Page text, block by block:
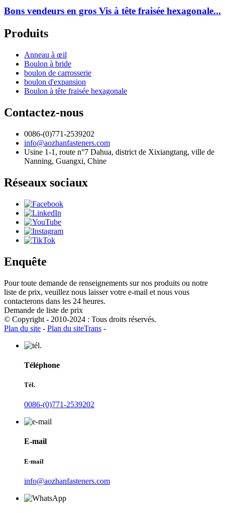
Bons vendeurs en gros Vis à tête fraisée hexagonale...
Produits
Anneau à œil
Boulon à bride
boulon de carrosserie
boulon d'expansion
Boulon à tête fraisée hexagonale
Contactez-nous
0086-(0)771-2539202
info@aozhanfasteners.com
Usine 1-1, route n°7 Dahua, district de Xixiangtang, ville de
Nanning, Guangxi, Chine
Réseaux sociaux
Enquête
Pour toute demande de renseignements sur nos produits ou notre
liste de prix, veuillez nous laisser votre e-mail et nous vous
contacterons dans les 24 heures.
Demande de liste de prix
© Copyright - 2010-2024 : Tous droits réservés.
Plan du site - Plan du siteTrans -
Téléphone
Tél.
0086-(0)771-2539202
E-mail
E-mail
info@aozhanfasteners.com